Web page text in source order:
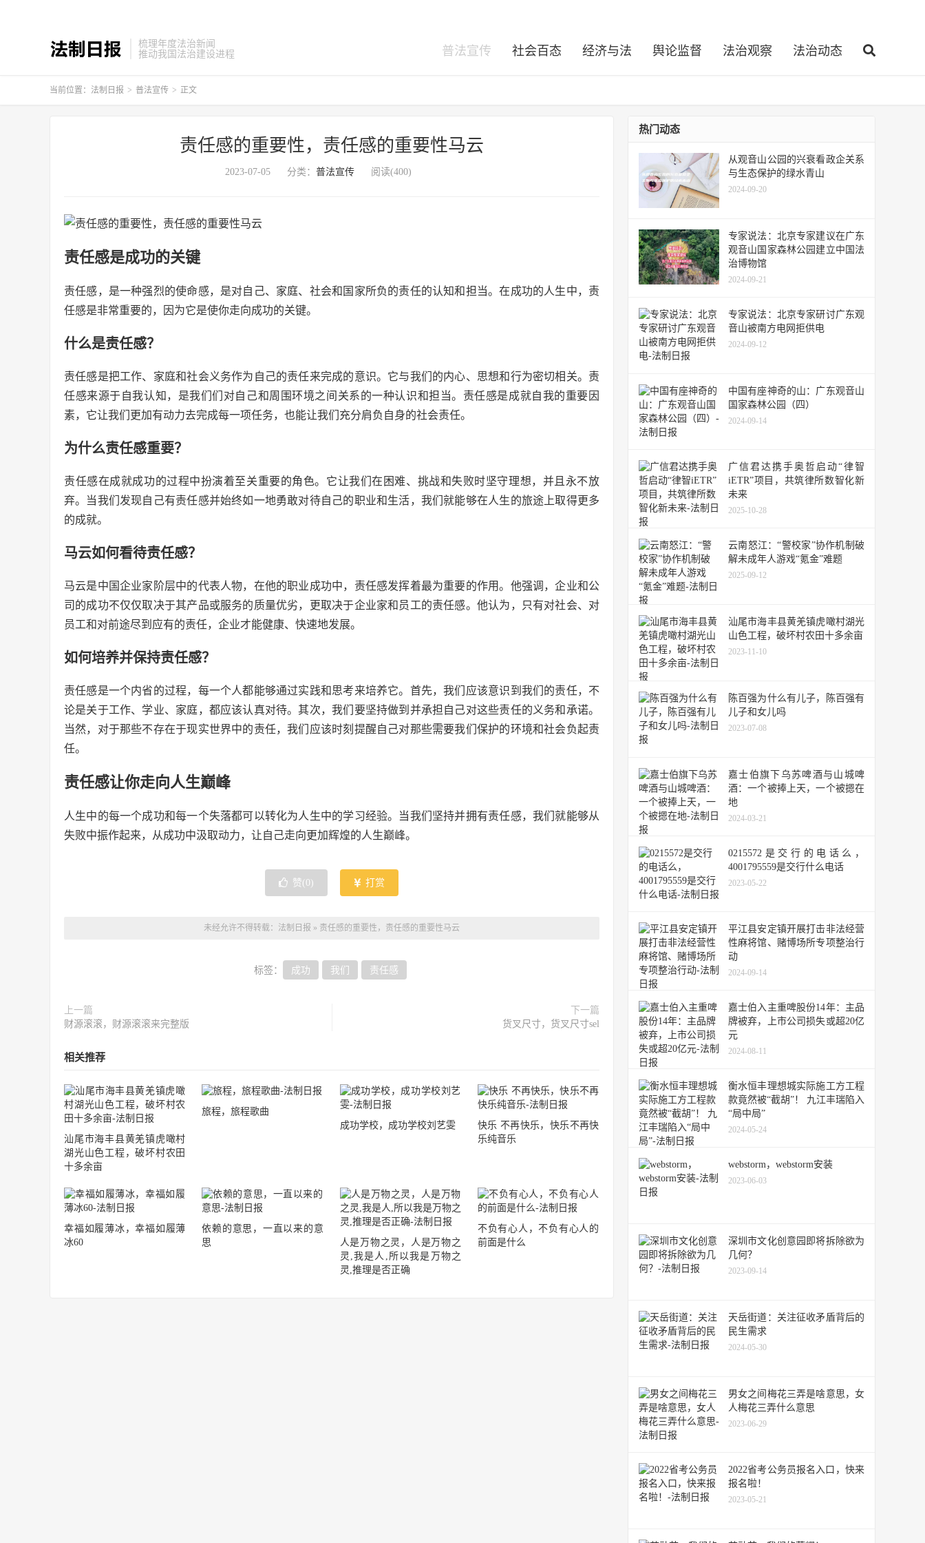
梳理年度法治新闻
推动我国法治建设进程
普法宣传 社会百态 经济与法 舆论监督 法治观察 法治动态
当前位置： 法制日报 > 普法宣传 > 正文
责任感的重要性，责任感的重要性马云
2023-07-05 分类： 普法宣传 阅读(400)
责任感是成功的关键
责任感，是一种强烈的使命感，是对自己、家庭、社会和国家所负的责任的认知和担当。在成功的人生中，责
任感是非常重要的，因为它是使你走向成功的关键。
什么是责任感？
责任感是把工作、家庭和社会义务作为自己的责任来完成的意识。它与我们的内心、思想和行为密切相关。责
任感来源于自我认知，是我们们对自己和周围环境之间关系的一种认识和担当。责任感是成就自我的重要因
素，它让我们更加有动力去完成每一项任务，也能让我们充分肩负自身的社会责任。
为什么责任感重要？
责任感在成就成功的过程中扮演着至关重要的角色。它让我们在困难、挑战和失败时坚守理想，并且永不放
弃。当我们发现自己有责任感并始终如一地勇敢对待自己的职业和生活，我们就能够在人生的旅途上取得更多
的成就。
马云如何看待责任感？
马云是中国企业家阶层中的代表人物，在他的职业成功中，责任感发挥着最为重要的作用。他强调，企业和公
司的成功不仅仅取决于其产品或服务的质量优劣，更取决于企业家和员工的责任感。他认为，只有对社会、对
员工和对前途尽到应有的责任，企业才能健康、快速地发展。
如何培养并保持责任感？
责任感是一个内省的过程，每一个人都能够通过实践和思考来培养它。首先，我们应该意识到我们的责任，不
论是关于工作、学业、家庭，都应该认真对待。其次，我们要坚持做到并承担自己对这些责任的义务和承诺。
当然，对于那些不存在于现实世界中的责任，我们应该时刻提醒自己对那些需要我们保护的环境和社会负起责
任。
责任感让你走向人生巅峰
人生中的每一个成功和每一个失落都可以转化为人生中的学习经验。当我们坚持并拥有责任感，我们就能够从
失败中振作起来，从成功中汲取动力，让自己走向更加辉煌的人生巅峰。
赞( 0 ) 打赏
未经允许不得转载： 法制日报 » 责任感的重要性，责任感的重要性马云
标签： 成功 我们 责任感
上一篇
财源滚滚，财源滚滚来完整版
下一篇
货叉尺寸，货叉尺寸sel
相关推荐
汕尾市海丰县黄羌镇虎噉村
湖光山色工程，破坏村农田
十多余亩
旅程，旅程歌曲
成功学校，成功学校刘艺雯
快乐 不再快乐，快乐不再快
乐纯音乐
幸福如履薄冰，幸福如履薄
冰60
依赖的意思，一直以来的意
思
人是万物之灵，人是万物之
灵,我是人,所以我是万物之
灵,推理是否正确
不负有心人，不负有心人的
前面是什么
热门动态
从观音山公园的兴衰看政企关系
与生态保护的绿水青山
2024-09-20
专家说法：北京专家建议在广东
观音山国家森林公园建立中国法
治博物馆
2024-09-21
专家说法：北京专家研讨广东观
音山被南方电网拒供电
2024-09-12
中国有座神奇的山：广东观音山
国家森林公园（四）
2024-09-14
广信君达携手奥哲启动“律智
iETR”项目，共筑律所数智化新
未来
2025-10-28
云南怒江：“警校家”协作机制破
解未成年人游戏“氪金”难题
2025-09-12
汕尾市海丰县黄羌镇虎噉村湖光
山色工程，破坏村农田十多余亩
2023-11-10
陈百强为什么有儿子，陈百强有
儿子和女儿吗
2023-07-08
嘉士伯旗下乌苏啤酒与山城啤
酒：一个被捧上天，一个被摁在
地
2024-03-21
0215572是交行的电话么，
4001795559是交行什么电话
2023-05-22
平江县安定镇开展打击非法经营
性麻将馆、赌博场所专项整治行
动
2024-09-14
嘉士伯入主重啤股份14年：主品
牌被弃，上市公司损失或超20亿
元
2024-08-11
衡水恒丰理想城实际施工方工程
款竟然被“截胡”！ 九江丰瑞陷入
“局中局”
2024-05-24
webstorm，webstorm安装
2023-06-03
深圳市文化创意园即将拆除欲为
几何？
2023-09-14
天岳街道：关注征收矛盾背后的
民生需求
2024-05-30
男女之间梅花三弄是啥意思，女
人梅花三弄什么意思
2023-06-29
2022省考公务员报名入口，快来
报名啦！
2023-05-21